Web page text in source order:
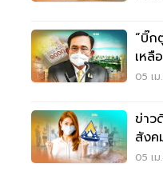
“บิ๊ก
เหลื
05 เ
ข่าว
สังค
เดือน
05 เ